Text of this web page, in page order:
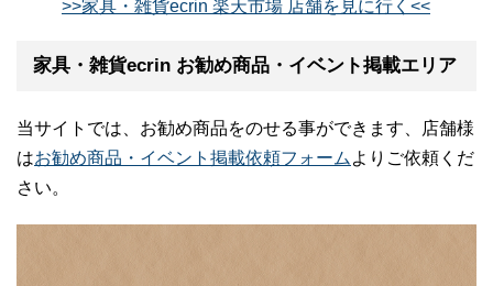
>>家具・雑貨ecrin 楽天市場 店舗を見に行く<<
家具・雑貨ecrin お勧め商品・イベント掲載エリア
当サイトでは、お勧め商品をのせる事ができます、店舗様
はお勧め商品・イベント掲載依頼フォーム よりご依頼くだ
さい。